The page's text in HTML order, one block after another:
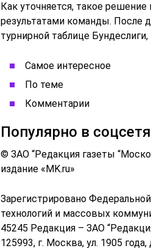
Как уточняется, такое
результатами команды. После
турнирной таблице
Самое интересное
По теме
Комментарии
Популярно в
© ЗАО “Редакция газеты
издание «MK.ru»
Зарегистрировано
технологий и массовых
45245 Редакция – ЗАО
125993, г. Москва, ул. 1905